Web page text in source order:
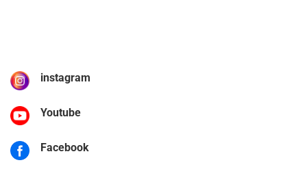
instagram
Youtube
Facebook